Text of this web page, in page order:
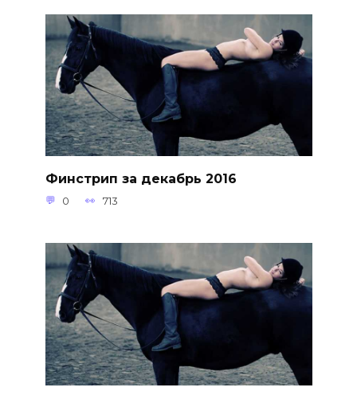
Финстрип за декабрь 2016
0 713